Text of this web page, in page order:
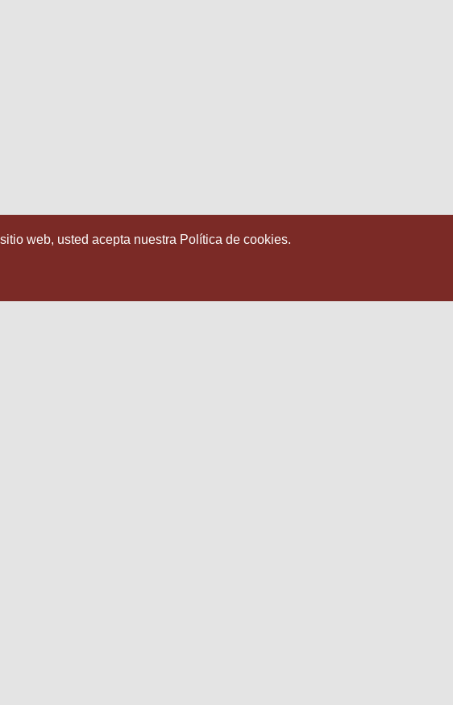
web, usted acepta nuestra Política de cookies.